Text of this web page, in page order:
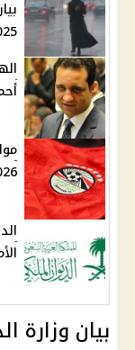
2026 في أمريكا
بيان وزارة